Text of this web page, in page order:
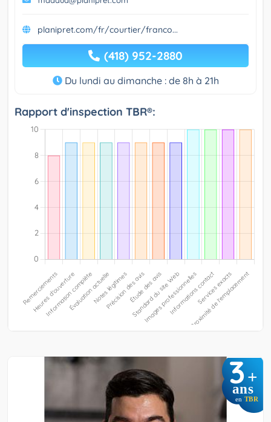
planipret.com/fr/courtier/franco...
(418) 952-2880
Du lundi au dimanche : de 8h à 21h
Rapport d'inspection TBR®:
3+
ans
en TBR